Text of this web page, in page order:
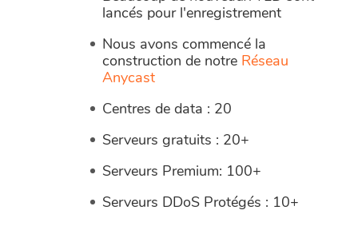
lancés pour l'enregistrement
Nous avons commencé la
construction de notre Réseau
Anycast
Centres de data : 20
Serveurs gratuits : 20+
Serveurs Premium: 100+
Serveurs DDoS Protégés : 10+